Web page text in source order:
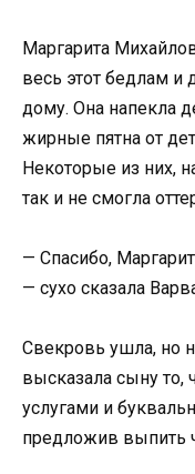
Маргарита
весь этот бедлам и
дому. Она напекла
жирные пятна от
Некоторые из них,
так и не смогла
— Спасибо,
— сухо сказала
Свекровь ушла, но
высказала сыну то,
услугами и
предложив выпить